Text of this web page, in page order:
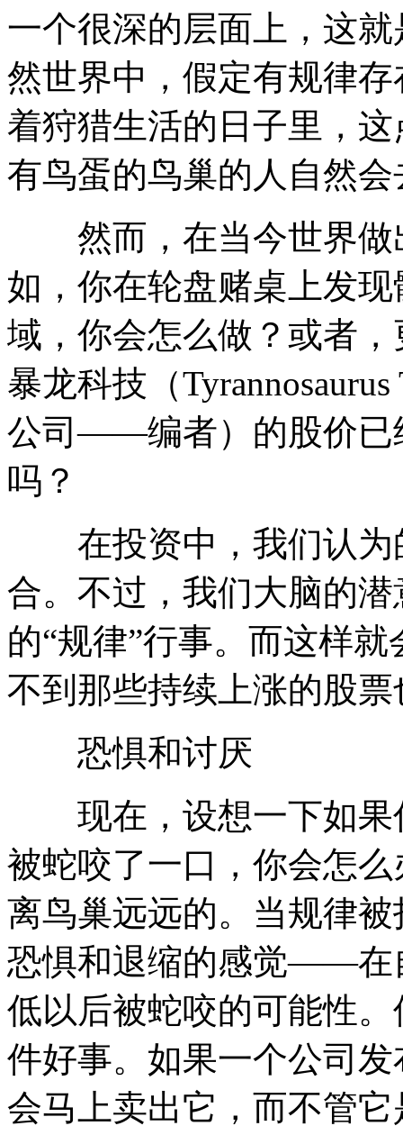
一个很深的层面上，这
然世界中，假定有规律
着狩猎生活的日子里，
有鸟蛋的鸟巢的人自然
然而，在当今世界做
如，你在轮盘赌桌上发
域，你会怎么做？或者
暴龙科技（
公司——编者）的股价已
吗？
在投资中，我们认为
合。不过，我们大脑的
的“规律”行事。而这样
不到那些持续上涨的股
恐惧和讨厌
现在，设想一下如果
被蛇咬了一口，你会怎
离鸟巢远远的。当规律
恐惧和退缩的感觉——在
低以后被蛇咬的可能性
件好事。如果一个公司
会马上卖出它，而不管